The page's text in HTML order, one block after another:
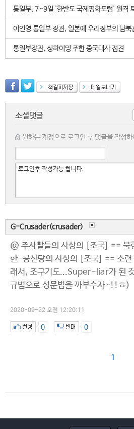
통일부, 7~9일 '한반도 국제평화포럼' 원격
이인영 통일부 장관, 일본에 우리정부의 남북
통일부장관, 싱하이밍 주한 중국대사 접견
소셜댓글
원하는 계정으로 로그인 후 댓글을 작성
G-Crusader(crusader)
@ 주사빨들의 사상의 [조국] ==
한-공산당의 사상의 [조국] == 소
래서, 조구기도...Super-liar가 된
규범으로 성문법을 까부수자~!!ㅎ)
2020-09-22 오전 12:20:11
0 0
1